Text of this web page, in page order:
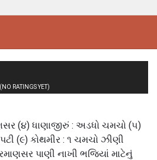
RATINGS YET)
(૪) ધાણાજીરું : અડધો ચમચો (૫)
(૯) કોથમીર : ૧ ચમચો ઝીણી
પાણી નાખી ભજિયાં માટેનું